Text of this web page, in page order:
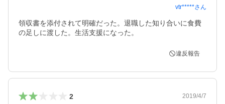
vtr*****さん
領収書を添付されて明確だった。退職した知り合いに食費
の足しに渡した。生活支援になった。
違反報告
2
2019/4/7